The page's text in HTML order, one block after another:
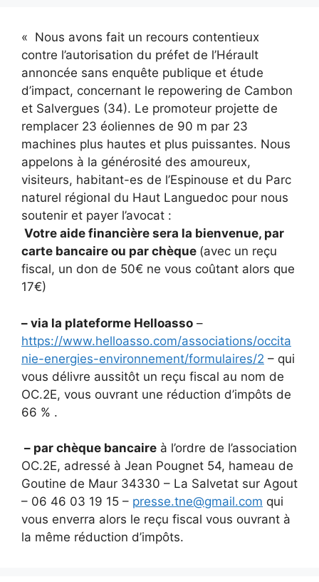
« Nous avons fait un recours contentieux
contre l’autorisation du préfet de l’Hérault
annoncée sans enquête publique et étude
d’impact, concernant le repowering de Cambon
et Salvergues (34). Le promoteur projette de
remplacer 23 éoliennes de 90 m par 23
machines plus hautes et plus puissantes. Nous
appelons à la générosité des amoureux,
visiteurs, habitant-es de l’Espinouse et du Parc
naturel régional du Haut Languedoc pour nous
soutenir et payer l’avocat :
Votre aide financière sera la bienvenue, par
carte bancaire ou par chèque (avec un reçu
fiscal, un don de 50€ ne vous coûtant alors que
17€)
– via la plateforme Helloasso –
https://www.helloasso.com/associations/occita
nie-energies-environnement/formulaires/2 – qui
vous délivre aussitôt un reçu fiscal au nom de
OC.2E, vous ouvrant une réduction d’impôts de
66 % .
– par chèque bancaire à l’ordre de l’association
OC.2E, adressé à Jean Pougnet 54, hameau de
Goutine de Maur 34330 – La Salvetat sur Agout
– 06 46 03 19 15 – presse.tne@gmail.com qui
vous enverra alors le reçu fiscal vous ouvrant à
la même réduction d’impôts.